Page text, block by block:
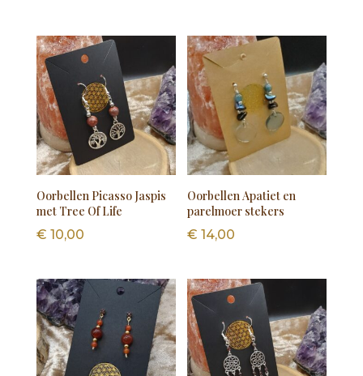
Oorbellen Picasso Jaspis
met Tree Of Life
€ 10,00
Oorbellen Apatiet en
parelmoer stekers
€ 14,00